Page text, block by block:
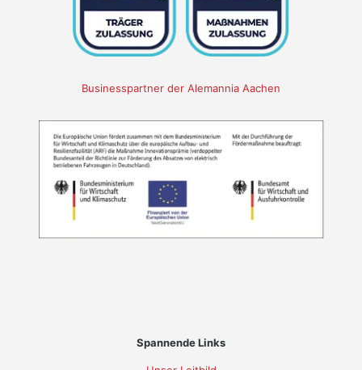
Businesspartner der Alemannia Aachen
Spannende Links